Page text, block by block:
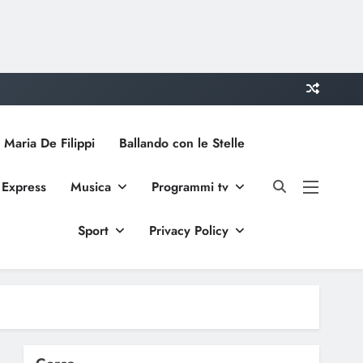
De Filippi Ballando con le Stelle
Musica Programmi tv
Sport Privacy Policy